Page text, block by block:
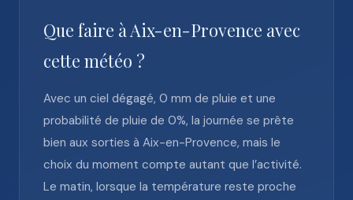
Que faire à Aix-en-Provence avec
cette météo ?
Avec un ciel dégagé, 0 mm de pluie et une
probabilité de pluie de 0%, la journée se prête
bien aux sorties à Aix-en-Provence, mais le
choix du moment compte autant que l’activité.
Le matin, lorsque la température reste proche